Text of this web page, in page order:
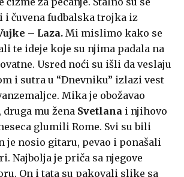
čuvena fudbalska trojka iz
– Laza. Mi mislimo kako se
te ideje koje su njima padala na
Usred noći su išli da veslaju
i sutra u “Dnevniku” izlazi vest
Mika je obožavao
druga mu žena Svetlana i njihovo
glumili Rome. Svi su bili
je nosio gitaru, pevao i ponašali
Najbolja je priča sa njegove
On i tata su pakovali slike sa